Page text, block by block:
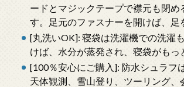
ードとマジックテープで襟元も閉
す。足元のファスナーを開けば、足
[丸洗いOK]: 寝袋は洗濯機での洗濯
けば、水分が蒸発され、寝袋がも
[100％安心にご購入]: 防水シュラフ
天体観測、雪山登り、ツーリング